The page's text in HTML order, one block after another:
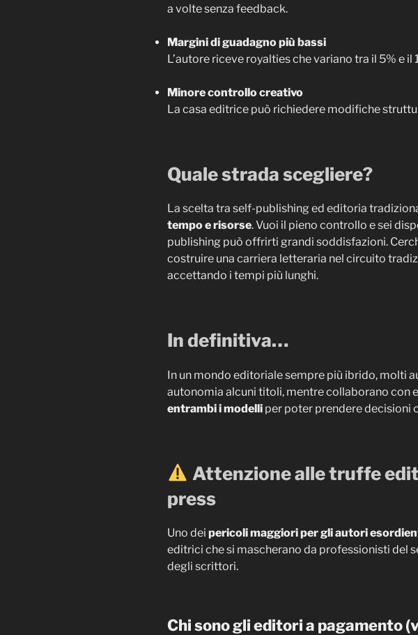
a volte senza feedback.
Margini di guadagno più bassi
L’autore riceve royalties che variano tra il 5% e
Minore controllo creativo
La casa editrice può richiedere modifiche
Quale strada scegliere?
La scelta tra self-publishing ed editoria
tempo e risorse. Vuoi il pieno controllo e sei
publishing può offrirti grandi soddisfazioni.
costruire una carriera letteraria nel circuito
accettando i tempi più lunghi.
In definitiva…
In un mondo editoriale sempre più ibrido, molti
autonomia alcuni titoli, mentre collaborano con
entrambi i modelli per poter prendere decisioni
Attenzione alle truffe
press
Uno dei pericoli maggiori per gli autori
editrici che si mascherano da professionisti del
degli scrittori.
Chi sono gli editori a pagamento